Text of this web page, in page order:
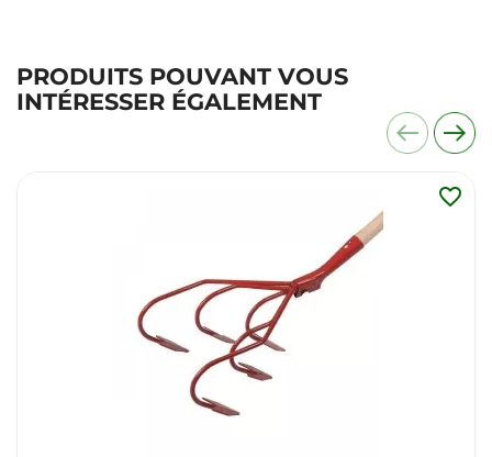
PRODUITS POUVANT VOUS
INTÉRESSER ÉGALEMENT
favorite_border